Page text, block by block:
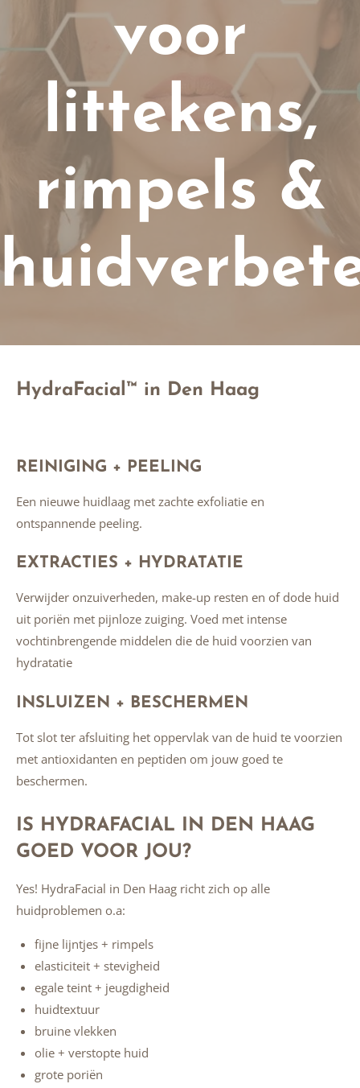
voor
littekens,
rimpels &
HydraFacial™ in Den Haag
REINIGING + PEELING
Een nieuwe huidlaag met zachte exfoliatie en
ontspannende peeling.
EXTRACTIES + HYDRATATIE
Verwijder onzuiverheden, make-up resten en of dode huid
uit poriën met pijnloze zuiging. Voed met intense
vochtinbrengende middelen die de huid voorzien van
hydratatie
INSLUIZEN + BESCHERMEN
Tot slot ter afsluiting het oppervlak van de huid te voorzien
met antioxidanten en peptiden om jouw goed te
beschermen.
IS HYDRAFACIAL IN DEN HAAG
GOED VOOR JOU?
Yes! HydraFacial in Den Haag richt zich op alle
huidproblemen o.a:
fijne lijntjes + rimpels
elasticiteit + stevigheid
egale teint + jeugdigheid
huidtextuur
bruine vlekken
olie + verstopte huid
grote poriën